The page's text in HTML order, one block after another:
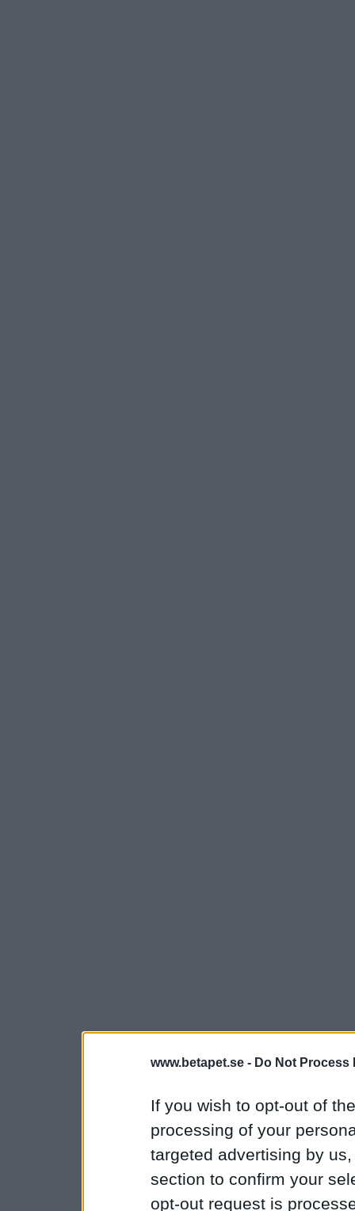
www.betapet.se - Do Not Process
If you wish to opt-out of
processing of your
targeted advertising by
section to confirm your
opt-out request is